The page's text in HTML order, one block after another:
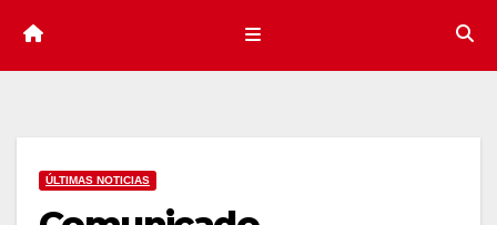
ÚLTIMAS NOTICIAS